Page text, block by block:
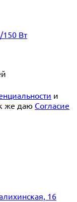
150 Вт
и
же даю Согласие
16